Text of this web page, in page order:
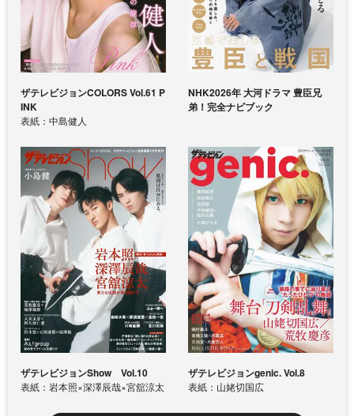
ザテレビジョンCOLORS Vol.61 P
INK
表紙：中島健人
NHK2026年 大河ドラマ 豊臣兄
弟！完全ナビブック
ザテレビジョンShow Vol.10
表紙：岩本照×深澤辰哉×宮舘涼太
ザテレビジョンgenic. Vol.8
表紙：山姥切国広